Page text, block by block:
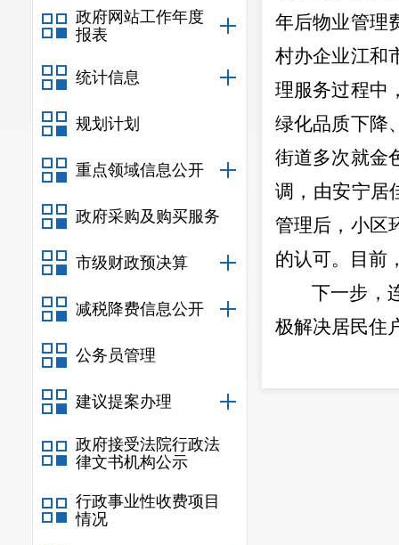
政府网站工作年度
报表
统计信息
规划计划
重点领域信息公开
政府采购及购买服务
市级财政预决算
减税降费信息公开
公务员管理
建议提案办理
政府接受法院行政法
律文书机构公示
行政事业性收费项目
情况
年后物业管理
村办企业江和
理服务过程中
绿化品质下降
街道多次就金
调， 由安宁居
管理后，小区
的认可。
目前
下一步，
极解决居民住